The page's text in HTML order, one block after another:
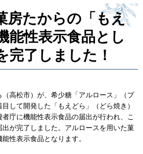
房たからの「もえ
能性表示食品とし
完了しました！
高松市）が、希少糖「アルロース」（プ
して開発した「もえどら」（どら焼き）
庁に機能性表示食品の届出が行われ、こ
が完了しました。アルロースを用いた菓
性表示食品となります。